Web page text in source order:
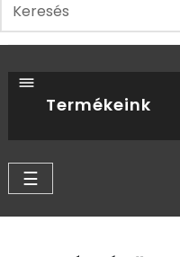
Termékeink
Váltás
a
navigációhoz
☰